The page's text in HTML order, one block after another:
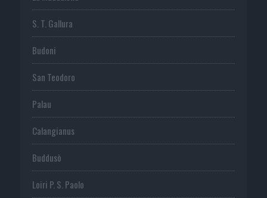
S. T. Gallura
Budoni
San Teodoro
Palau
Calangianus
Buddusò
Loiri P. S. Paolo